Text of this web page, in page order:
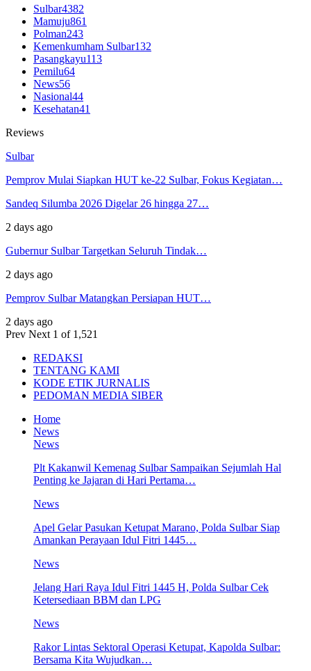
Sulbar4382
Mamuju861
Polman243
Kemenkumham Sulbar132
Pasangkayu113
Pemilu64
News56
Nasional44
Kesehatan41
Reviews
Sulbar
Pemprov Mulai Siapkan HUT ke-22 Sulbar, Fokus Kegiatan…
Sandeq Silumba 2026 Digelar 26 hingga 27…
2 days ago
Gubernur Sulbar Targetkan Seluruh Tindak…
2 days ago
Pemprov Sulbar Matangkan Persiapan HUT…
2 days ago
Prev Next 1 of 1,521
REDAKSI
TENTANG KAMI
KODE ETIK JURNALIS
PEDOMAN MEDIA SIBER
Home
News
News
Plt Kakanwil Kemenag Sulbar Sampaikan Sejumlah Hal
Penting ke Jajaran di Hari Pertama…
News
Apel Gelar Pasukan Ketupat Marano, Polda Sulbar Siap
Amankan Perayaan Idul Fitri 1445…
News
Jelang Hari Raya Idul Fitri 1445 H, Polda Sulbar Cek
Ketersediaan BBM dan LPG
News
Rakor Lintas Sektoral Operasi Ketupat, Kapolda Sulbar:
Bersama Kita Wujudkan…